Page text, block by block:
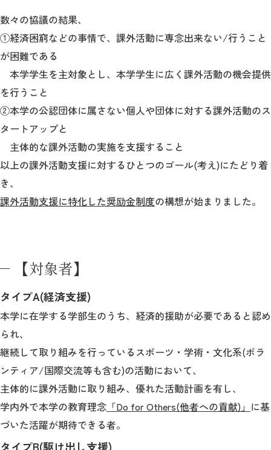
入試情報サイト
2026年9月入学者向け 新入生サイト
MGグッズ オンラインショップ
（外部サイト）
お問合わせ
数々の協議の結果、
①経済困窮などの事情で、課外活動に専念出来ない/行うこと
が困難である
本学学生を主対象とし、本学学生に広く課外活動の機会提供
を行うこと
②本学の公認団体に属さない個人や団体に対する課外活動のス
タートアップと
主体的な課外活動の実施を支援すること
以上の課外活動支援に対するひとつのゴール(考え)にたどり着
き、
課外活動支援に特化した奨励金制度の構想が始まりました。
【対象者】
タイプA(経済支援)
本学に在学する学部生のうち、経済的援助が必要であると認め
られ、
継続して取り組みを行っているスポーツ・学術・文化系(ボラ
ンティア/国際交流等も含む)の活動において、
主体的に課外活動に取り組み、優れた活動計画を有し、
学内外で本学の教育理念 「Do for Others(他者への貢献)」 に基
づいた活躍が期待できる者。
タイプB(駆け出し支援)